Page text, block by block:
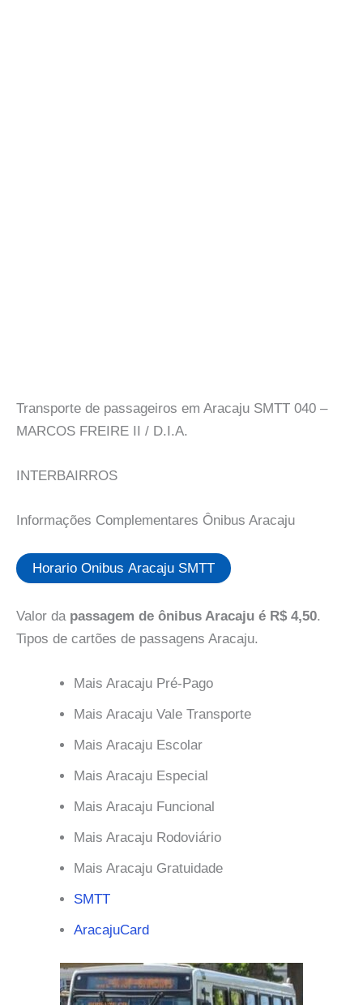
Transporte de passageiros em Aracaju SMTT 040 –
MARCOS FREIRE II / D.I.A.
INTERBAIRROS
Informações Complementares Ônibus Aracaju
Horario Onibus Aracaju SMTT
Valor da passagem de ônibus Aracaju é R$ 4,50.
Tipos de cartões de passagens Aracaju.
Mais Aracaju Pré-Pago
Mais Aracaju Vale Transporte
Mais Aracaju Escolar
Mais Aracaju Especial
Mais Aracaju Funcional
Mais Aracaju Rodoviário
Mais Aracaju Gratuidade
SMTT
AracajuCard